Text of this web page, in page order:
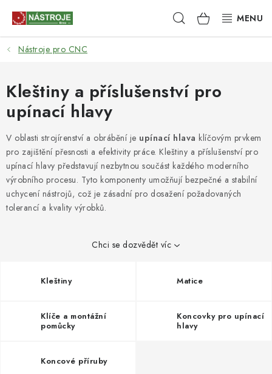
Hledat NÁKUPNÍ
KOŠÍK
NÁSTROJE
AKCE
BRUSIVO
ELEKTRONÁŘADÍ
LEPENÍ A SPOJOVÁNÍ
RUČNÍ NÁŘADÍ, PŘÍPRAVKY
NÁSTROJE PRO STOLAŘE
Nástroje pro CNC
Kleštiny a příslušenství pro
upínací hlavy
V oblasti strojírenství a obrábění je upínací hlava klíčovým prvkem
pro zajištění přesnosti a efektivity práce. Kleštiny a příslušenství pro
upínací hlavy představují nezbytnou součást každého moderního
výrobního procesu. Tyto komponenty umožňují bezpečné a stabilní
uchycení nástrojů, což je zásadní pro dosažení požadovaných
tolerancí a kvality výrobků.
Chci se dozvědět víc
Kleštiny Matice
Klíče a montážní
pomůcky
Koncovky pro upínací
hlavy
Koncové příruby